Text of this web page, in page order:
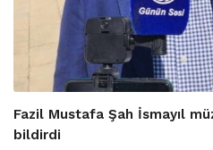
Fazil Mustafa Şah İsmayıl
bildirdi